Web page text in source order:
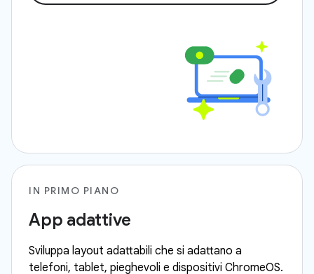
IN PRIMO PIANO
App adattive
Sviluppa layout adattabili che si adattano a
telefoni, tablet, pieghevoli e dispositivi ChromeOS.